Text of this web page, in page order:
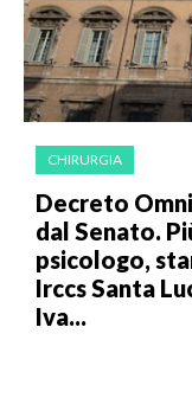
CHIRURGIA
Decreto
dal Senato.
psicologo,
Irccs Santa
Iva...